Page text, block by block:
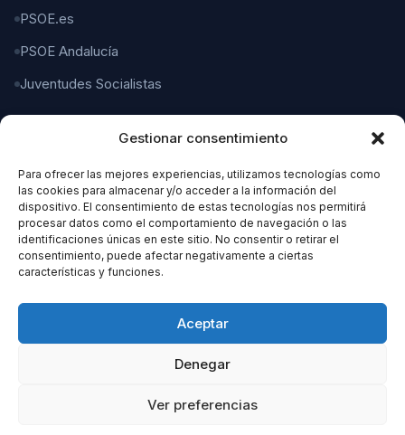
Gestionar consentimiento
Para ofrecer las mejores experiencias, utilizamos tecnologías como
las cookies para almacenar y/o acceder a la información del
dispositivo. El consentimiento de estas tecnologías nos permitirá
procesar datos como el comportamiento de navegación o las
identificaciones únicas en este sitio. No consentir o retirar el
consentimiento, puede afectar negativamente a ciertas
características y funciones.
Aceptar
Denegar
Ver preferencias
PSOE.es
PSOE Andalucía
Juventudes Socialistas
C/ Gaspar del Pino, 4
11004 Cádiz
956 21 21 21
© 2026 PSOE Cádiz. Todos los derechos reservados.